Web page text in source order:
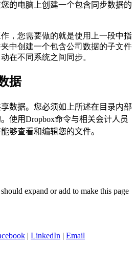
的电脑上创建一个包含同步数据的
，您需要做的就是使用上一段中指
中创建一个包含公司数据的子文件
在不同系统之间同步。
据
数据。 您必须如上所述在目录内部
。 使用Dropbox命令与相关会计人员
够查看和编辑您的文件。
expand or add to make this page
| LinkedIn | Email